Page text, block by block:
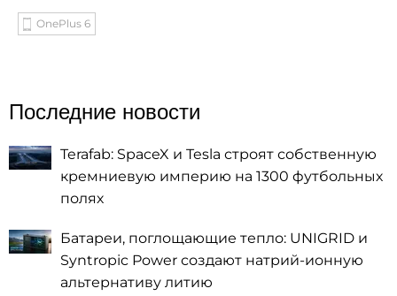
OnePlus 6
Последние новости
Terafab: SpaceX и Tesla строят собственную
кремниевую империю на 1300 футбольных
полях
Батареи, поглощающие тепло: UNIGRID и
Syntropic Power создают натрий-ионную
альтернативу литию